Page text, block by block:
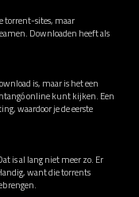
torrent-sites, maar
Downloaden heeft als
is, maar is het een
online kunt kijken. Een
waardoor je de eerste
is al lang niet meer zo. Er
want die torrents